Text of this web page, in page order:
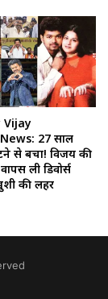
Vijay
27 साल
से बचा! विजय की
ली डिवोर्स
की लहर